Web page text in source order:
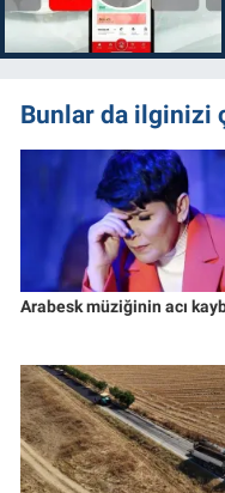
Bunlar da ilginizi
Arabesk müziğinin acı